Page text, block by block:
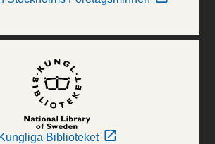
Kungliga Biblioteket